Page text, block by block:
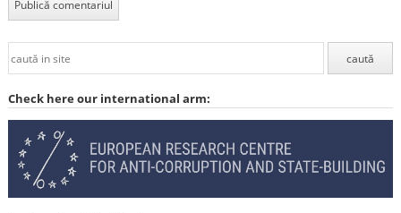
Check here our international arm: